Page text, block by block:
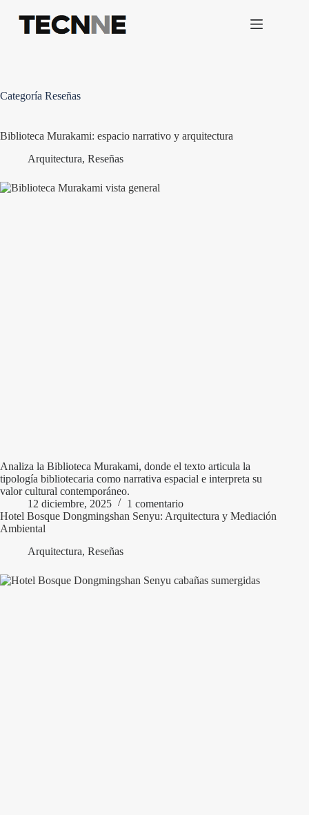
contenido
Categoría Reseñas
Biblioteca Murakami: espacio narrativo y arquitectura
Arquitectura, Reseñas
Analiza la Biblioteca Murakami, donde el texto articula la
tipología bibliotecaria como narrativa espacial e interpreta su
valor cultural contemporáneo.
12 diciembre, 2025
1 comentario
Hotel Bosque Dongmingshan Senyu: Arquitectura y Mediación
Ambiental
Arquitectura, Reseñas